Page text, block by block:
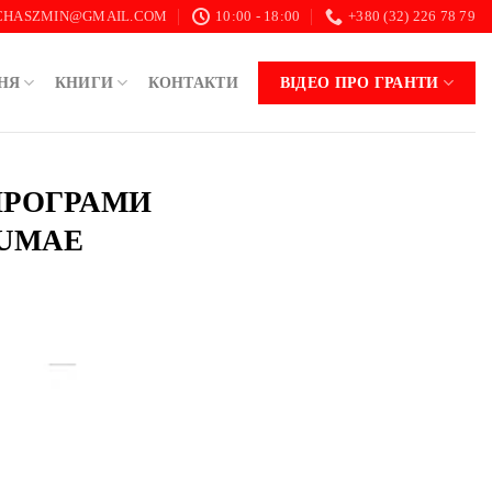
10:00 - 18:00 +380 (32) 226 78 79
КНИГИ КОНТАКТИ ВІДЕО ПРО ГРАНТИ